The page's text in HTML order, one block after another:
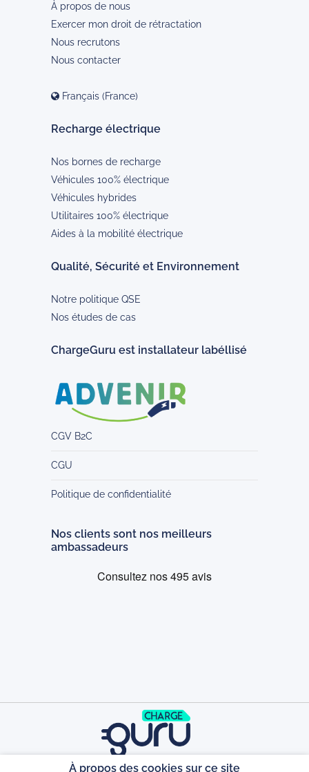
À propos de nous
Exercer mon droit de rétractation
Nous recrutons
Nous contacter
Français (France)
Recharge électrique
Nos bornes de recharge
Véhicules 100% électrique
Véhicules hybrides
Utilitaires 100% électrique
Aides à la mobilité électrique
Qualité, Sécurité et Environnement
Notre politique QSE
Nos études de cas
ChargeGuru est installateur labéllisé
CGV B2C
CGU
Politique de confidentialité
Nos clients sont nos meilleurs
ambassadeurs
À propos des cookies sur ce site